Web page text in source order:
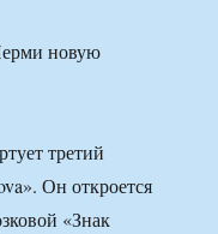
третий
Он откроется
«Знак